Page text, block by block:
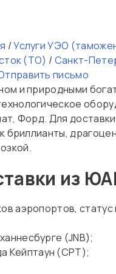
/Услуги УЭО
(ТО) / Санкт-
письмо
и природными
Форд. Для
бриллианты,
из
аэропортов,
(JNB);
Кейптаун (CPT);